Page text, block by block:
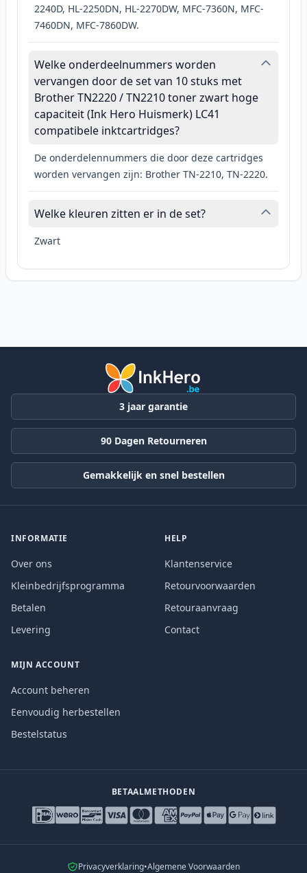
2240D, HL-2250DN, HL-2270DW, MFC-7360N, MFC-
7460DN, MFC-7860DW.
Welke onderdeelnummers worden
vervangen door de set van 10 stuks met
Brother TN2220 / TN2210 toner zwart hoge
capaciteit (Ink Hero Huismerk) LC41
compatibele inktcartridges?
De onderdelennummers die door deze cartridges
worden vervangen zijn: Brother TN-2210, TN-2220.
Welke kleuren zitten er in de set?
Zwart
3 jaar garantie
90 Dagen Retourneren
Gemakkelijk en snel bestellen
INFORMATIE
Over ons
Kleinbedrijfsprogramma
Betalen
Levering
HELP
Klantenservice
Retourvoorwaarden
Retouraanvraag
Contact
MIJN ACCOUNT
Account beheren
Eenvoudig herbestellen
Bestelstatus
BETAALMETHODEN
Privacyverklaring•Algemene Voorwaarden